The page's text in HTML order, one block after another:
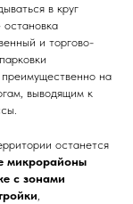
в круг
и торгово-
на
выводящим к
останется
микрорайоны
с зонами